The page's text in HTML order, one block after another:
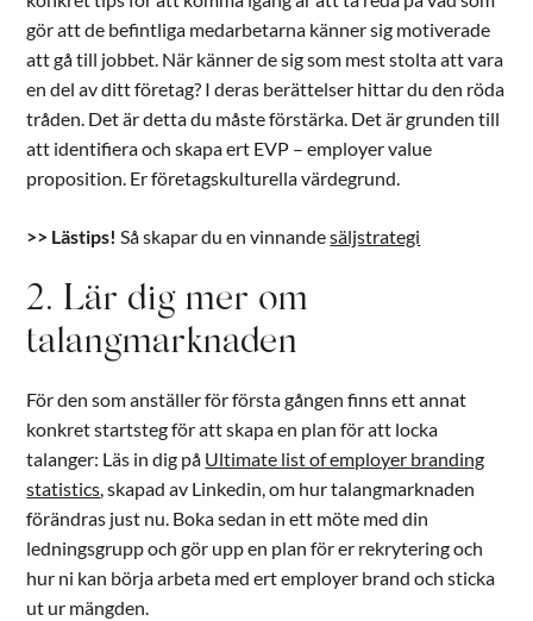
gör att de befintliga medarbetarna känner sig motiverade
att gå till jobbet. När känner de sig som mest stolta att vara
en del av ditt företag? I deras berättelser hittar du den röda
tråden. Det är detta du måste förstärka. Det är grunden till
att identifiera och skapa ert EVP – employer value
proposition. Er företagskulturella värdegrund.
>> Lästips! Så skapar du en vinnandesäljstrategi
2. Lär dig mer om
talangmarknaden
För den som anställer för första gången finns ett annat
konkret startsteg för att skapa en plan för att locka
talanger: Läs in dig på Ultimate list of employer branding
statistics, skapad av Linkedin, om hur talangmarknaden
förändras just nu. Boka sedan in ett möte med din
ledningsgrupp och gör upp en plan för er rekrytering och
hur ni kan börja arbeta med ert employer brand och sticka
ut ur mängden.